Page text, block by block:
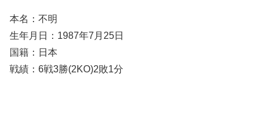
本名：不明
生年月日：1987年7月25日
国籍：日本
戦績：6戦3勝(2KO)2敗1分